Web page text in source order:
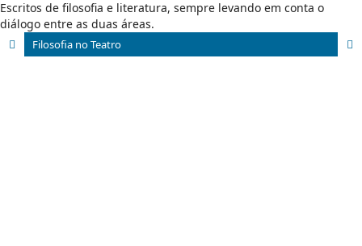
Escritos de filosofia e literatura, sempre levando em conta o
diálogo entre as duas áreas.
Filosofia no Teatro